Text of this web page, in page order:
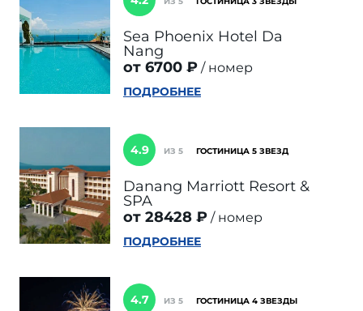
Sea Phoenix Hotel Da
Nang
от 6700 ₽
номер
ПОДРОБНЕЕ
4.9 ИЗ 5 ГОСТИНИЦА 5 ЗВЕЗД
Danang Marriott Resort &
SPA
от 28428 ₽
номер
ПОДРОБНЕЕ
4.7 ИЗ 5 ГОСТИНИЦА 4 ЗВЕЗДЫ